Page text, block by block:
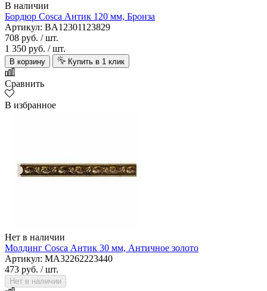
В наличии
Бордюр Cosca Антик 120 мм, Бронза
Артикул: BA12301123829
708 руб. / шт.
1 350 руб. / шт.
В корзину Купить в 1 клик
Сравнить
В избранное
Нет в наличии
Молдинг Cosca Антик 30 мм, Античное золото
Артикул: MA32262223440
473 руб. / шт.
Нет в наличии